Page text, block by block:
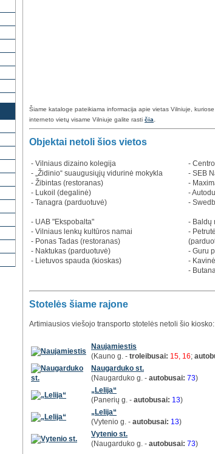
Šiame kataloge pateikiama informacija apie vietas Vilniuje,
interneto vietų visame Vilniuje galite rasti čia
Objektai netoli šios vietos
- Vilniaus dizaino kolegija
- „Židinio“ suaugusiųjų vidurinė mokykla
- Žibintas (restoranas)
- Lukoil (degalinė)
- Tanagra (parduotuvė)
- UAB "Ekspobalta"
- Vilniaus lenkų kultūros namai
- Ponas Tadas (restoranas)
- Naktukas (parduotuvė)
- Lietuvos spauda (kioskas)
-
- SEB
-
-
-
- Baldų
-
- Guru
-
-
Stotelės šiame rajone
Artimiausios viešojo transporto stotelės netoli šio kiosko:
Naujamiestis
(Kauno g. - troleibusai: 15, 16;
Naugarduko st.
(Naugarduko g. - autobusai: 73)
„Lelija“
(Panerių g. - autobusai: 13)
„Lelija“
(Vytenio g. - autobusai: 13)
Vytenio st.
(Naugarduko g. - autobusai: 73)